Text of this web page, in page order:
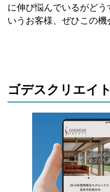
に伸び悩んでいるがど
いうお客様、ぜひこの機
ゴデスクリエイ